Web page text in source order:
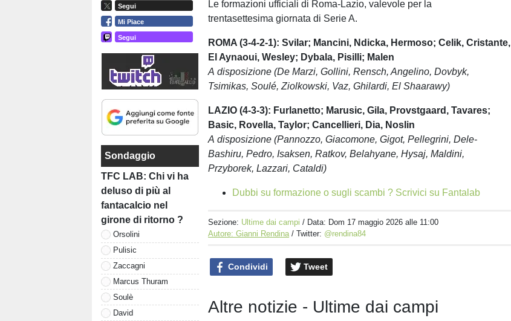
Segui
Mi Piace
Segui
Sondaggio
TFC LAB: Chi vi ha
deluso di più al
fantacalcio nel
girone di ritorno ?
Orsolini
Pulisic
Zaccagni
Marcus Thuram
Soulè
David
Le formazioni ufficiali di Roma-Lazio, valevole per la
trentasettesima giornata di Serie A.
ROMA (3-4-2-1): Svilar; Mancini, Ndicka, Hermoso; Celik, Cristante,
El Aynaoui, Wesley; Dybala, Pisilli; Malen
A disposizione (De Marzi, Gollini, Rensch, Angelino, Dovbyk,
Tsimikas, Soulé, Ziolkowski, Vaz, Ghilardi, El Shaarawy)
LAZIO (4-3-3): Furlanetto; Marusic, Gila, Provstgaard, Tavares;
Basic, Rovella, Taylor; Cancellieri, Dia, Noslin
A disposizione (Pannozzo, Giacomone, Gigot, Pellegrini, Dele-
Bashiru, Pedro, Isaksen, Ratkov, Belahyane, Hysaj, Maldini,
Przyborek, Lazzari, Cataldi)
Dubbi su formazione o sugli scambi ? Scrivici su Fantalab
Sezione: Ultime dai campi / Data: Dom 17 maggio 2026 alle 11:00
Autore: Gianni Rendina / Twitter: @rendina84
Condividi Tweet
Altre notizie - Ultime dai campi